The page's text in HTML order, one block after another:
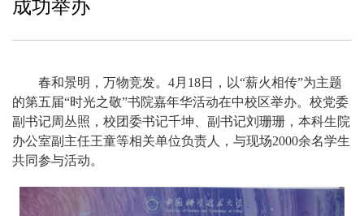
成功举办
春和景明，万物竞发。4月18日，以“薪火相传”为主题
的第五届“时光之敬”书院嘉年华活动在中校区举办。校党委
副书记周丛照，校团委书记千坤、副书记刘珊珊，本科生院
办公室副主任王童等相关单位负责人，与现场2000余名学生
共同参与活动。